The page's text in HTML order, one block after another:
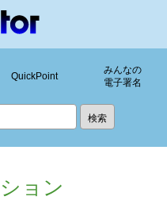
QuickPoint
みんなの
電子署名
ョン